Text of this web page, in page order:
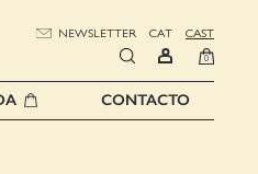
NEWSLETTER CAT CAST
0
CONTACTO